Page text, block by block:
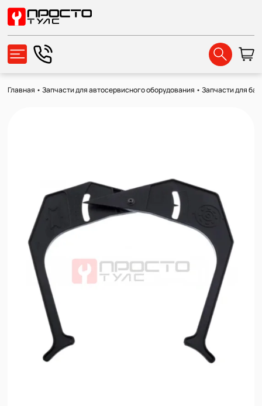
Главная •Запчасти для автосервисного оборудования •Запчасти для